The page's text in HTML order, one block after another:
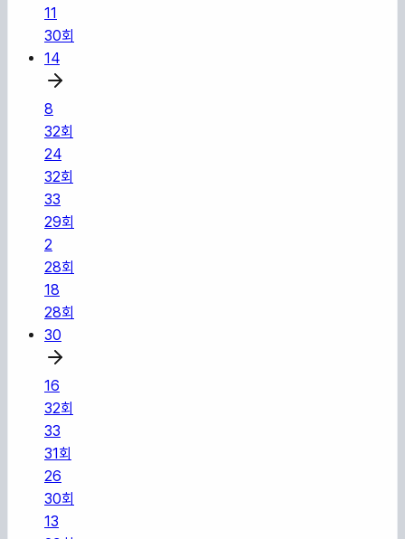
11
30회
14
8
32회
24
32회
33
29회
2
28회
18
28회
30
16
32회
33
31회
26
30회
13